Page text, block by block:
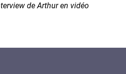
de Arthur en vidéo